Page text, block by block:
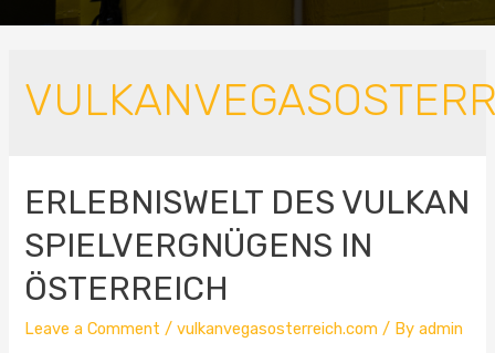
ERLEBNISWELT DES VULKAN
SPIELVERGNÜGENS IN
ÖSTERREICH
Leave a Comment /vulkanvegasosterreich.com / Byadmin